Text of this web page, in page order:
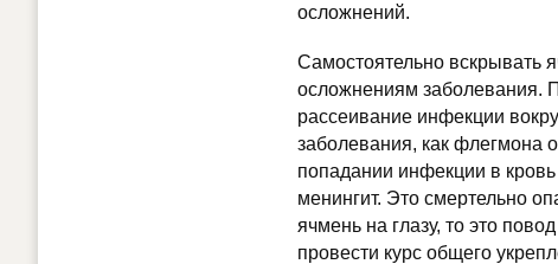
осложнений.
Самостоятельно вскрывать
осложнениям заболевания.
рассеивание инфекции
заболевания, как флегмона
попадании инфекции в
менингит. Это смертельно
ячмень на глазу, то это
провести курс общего